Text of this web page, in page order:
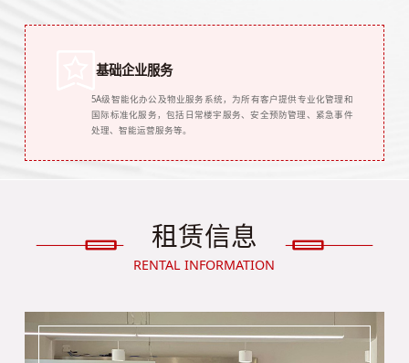
基础企业服务
5A级智能化办公及物业服务系统，为所有客户提供专业化管理和
国际标准化服务，包括日常楼宇服务、安全预防管理、紧急事件
处理、智能运营服务等。
租赁信息
RENTAL INFORMATION